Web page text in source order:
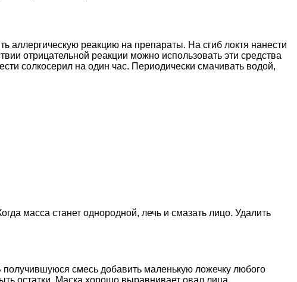
реакцию на препараты. На сгиб локтя нанести
отрицательной реакции можно использовать эти средства
солкосерил на один час. Периодически смачивать водой,
масса станет однородной, лечь и смазать лицо. Удалить
смесь добавить маленькую ложечку любого
остатки. Маска хорошо выравнивает овал лица.